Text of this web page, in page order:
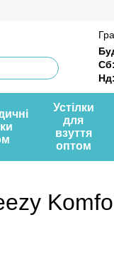
Сб:
Нд:
Устілки
для
взуття
оптом